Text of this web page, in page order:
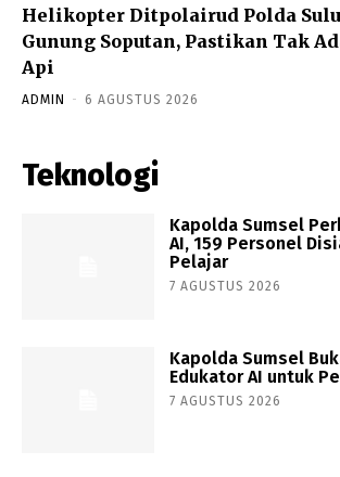
Helikopter Ditpolairud Polda
Gunung Soputan, Pastikan Tak
Api
ADMIN - 6 AGUSTUS 2026
Teknologi
Kapolda Sumsel
AI, 159 Personel
Pelajar
7 AGUSTUS 2026
Kapolda Sumsel
Edukator AI untuk
7 AGUSTUS 2026